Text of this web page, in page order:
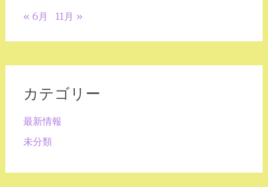
« 6月 11月 »
カテゴリー
最新情報
未分類